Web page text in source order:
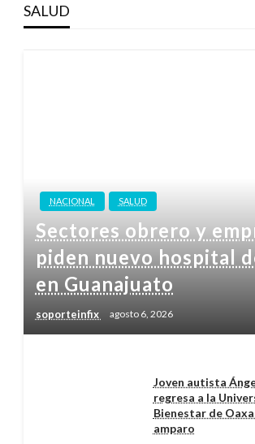
SALUD
NACIONAL SALUD
Sectores obrero y
piden nuevo hospital
en Guanajuato
soporteinfix agosto 6, 2026
Joven autista
regresa a la
Bienestar de
amparo